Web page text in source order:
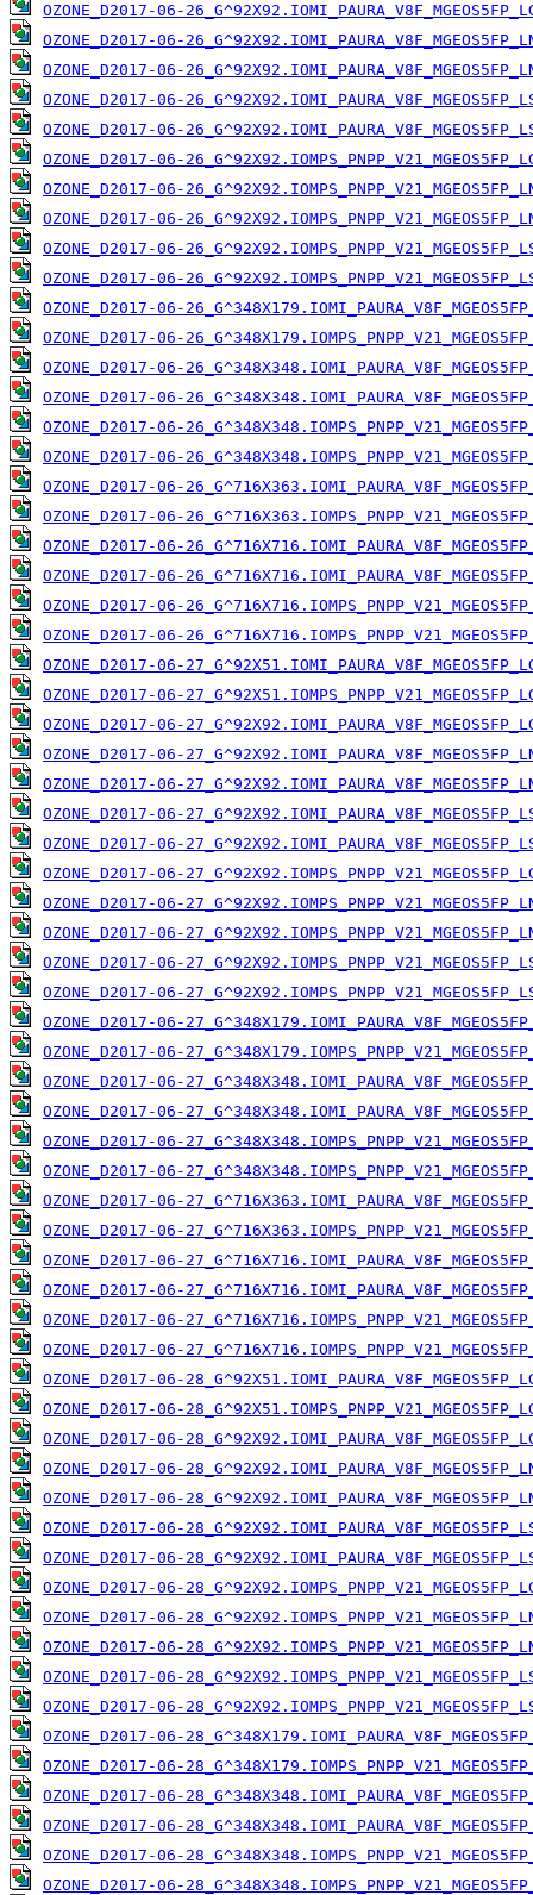
OZONE_D2017-06-
OZONE_D2017-06-
OZONE_D2017-06-
OZONE_D2017-06-
OZONE_D2017-06-
OZONE_D2017-06-
OZONE_D2017-06-
OZONE_D2017-06-
OZONE_D2017-06-
OZONE_D2017-06-
OZONE_D2017-06-
OZONE_D2017-06-
OZONE_D2017-06-
OZONE_D2017-06-
OZONE_D2017-06-
OZONE_D2017-06-
OZONE_D2017-06-
OZONE_D2017-06-
OZONE_D2017-06-
OZONE_D2017-06-
OZONE_D2017-06-
OZONE_D2017-06-
OZONE_D2017-06-
OZONE_D2017-06-
OZONE_D2017-06-
OZONE_D2017-06-
OZONE_D2017-06-
OZONE_D2017-06-
OZONE_D2017-06-
OZONE_D2017-06-
OZONE_D2017-06-
OZONE_D2017-06-
OZONE_D2017-06-
OZONE_D2017-06-
OZONE_D2017-06-
OZONE_D2017-06-
OZONE_D2017-06-
OZONE_D2017-06-
OZONE_D2017-06-
OZONE_D2017-06-
OZONE_D2017-06-
OZONE_D2017-06-
OZONE_D2017-06-
OZONE_D2017-06-
OZONE_D2017-06-
OZONE_D2017-06-
OZONE_D2017-06-
OZONE_D2017-06-
OZONE_D2017-06-
OZONE_D2017-06-
OZONE_D2017-06-
OZONE_D2017-06-
OZONE_D2017-06-
OZONE_D2017-06-
OZONE_D2017-06-
OZONE_D2017-06-
OZONE_D2017-06-
OZONE_D2017-06-
OZONE_D2017-06-
OZONE_D2017-06-
OZONE_D2017-06-
OZONE_D2017-06-
OZONE_D2017-06-
OZONE_D2017-06-